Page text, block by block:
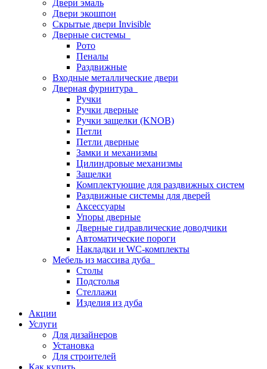
Двери эмаль
Двери экошпон
Скрытые двери Invisible
Дверные системы
Рото
Пеналы
Раздвижные
Входные металлические двери
Дверная фурнитура
Ручки
Ручки дверные
Ручки защелки (KNOB)
Петли
Петли дверные
Замки и механизмы
Цилиндровые механизмы
Защелки
Комплектующие для раздвижных систем
Раздвижные системы для дверей
Аксессуары
Упоры дверные
Дверные гидравлические доводчики
Автоматические пороги
Накладки и WC-комплекты
Мебель из массива дуба
Столы
Подстолья
Стеллажи
Изделия из дуба
Акции
Услуги
Для дизайнеров
Установка
Для строителей
Как купить